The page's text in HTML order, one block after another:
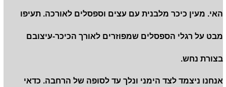
האי. מעין כיכר מלבנית עם עצים וספסלים לאורכה. תעיפו
מבט על רגלי הספסלים שמפוזרים לאורך הכיכר-עיצובם
בצורת נחש.
אנחנו ניצמד לצד הימני ונלך עד לסופה של הרחבה. כדאי